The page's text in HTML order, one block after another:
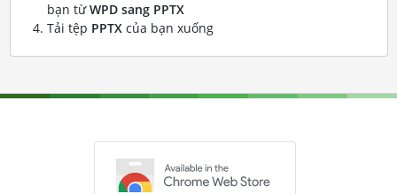
bạn từWPD sang PPTX
Tải tệp PPTXcủa bạn xuống